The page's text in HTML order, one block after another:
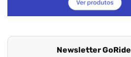
Newsletter GoRide